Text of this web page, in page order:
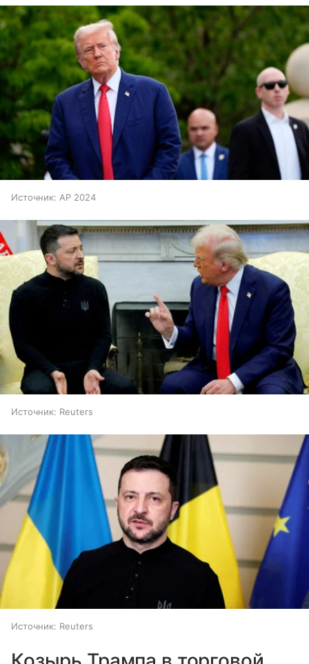
Источник: AP 2024
Источник: Reuters
Источник: Reuters